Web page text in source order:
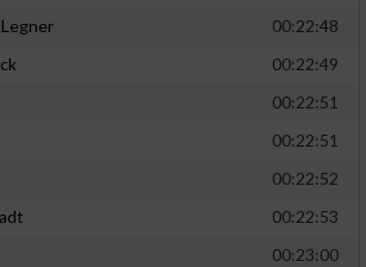
00:22:48
00:22:49
00:22:51
00:22:51
00:22:52
00:22:53
00:23:00